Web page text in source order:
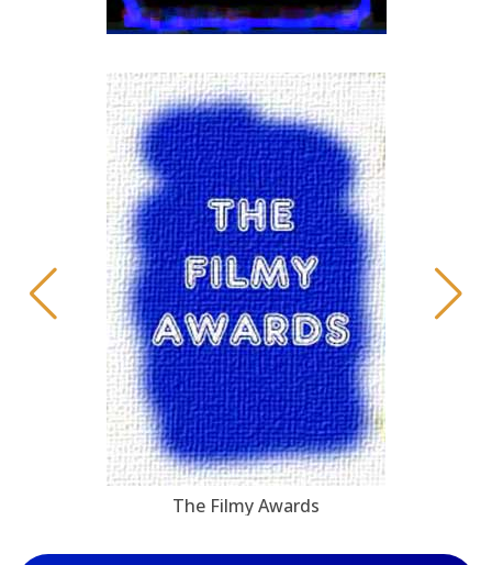
The Filmy Awards